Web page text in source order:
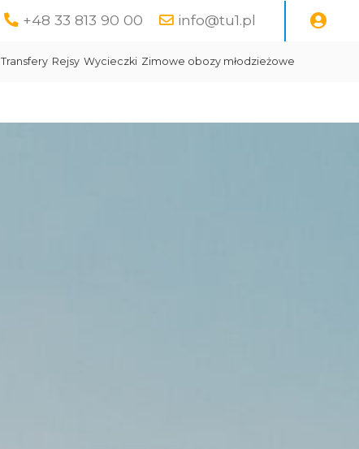
+48 33 813 90 00 info@tu1.pl
Transfery Rejsy Wycieczki Zimowe obozy młodzieżowe